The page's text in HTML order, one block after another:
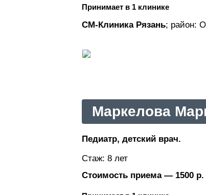
Принимает в 1 клинике
СМ-Клиника Рязань; район:
Маркелова
Педиатр, детский врач.
Стаж: 8 лет
Стоимость приема — 1500 р.